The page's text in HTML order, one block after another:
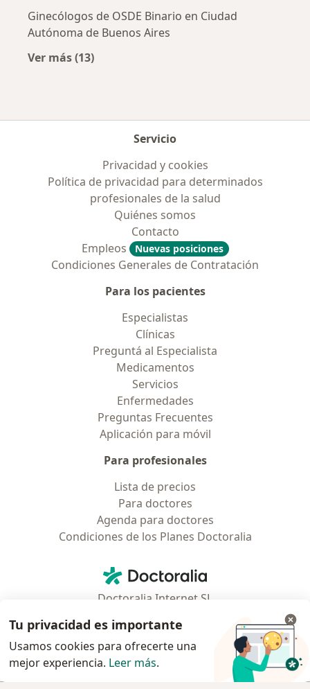
Ginecólogos de OSDE Binario en Ciudad
Autónoma de Buenos Aires
Ver más (13)
Servicio
Privacidad y cookies
Política de privacidad para determinados
profesionales de la salud
Quiénes somos
Contacto
Empleos
Nuevas posiciones
Condiciones Generales de Contratación
Para los pacientes
Especialistas
Clínicas
Preguntá al Especialista
Medicamentos
Servicios
Enfermedades
Preguntas Frecuentes
Aplicación para móvil
Para profesionales
Lista de precios
Para doctores
Agenda para doctores
Condiciones de los Planes Doctoralia
Doctoralia - Página de inicio
Doctoralia Internet SL
08019 Barcelona, Spain
Tu privacidad es importante
Usamos cookies para ofrecerte una
mejor experiencia. Leer más.